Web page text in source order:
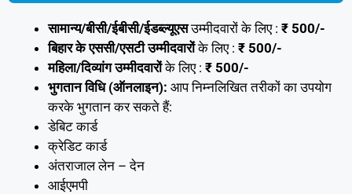
सामान्य/बीसी/ईबीसी/ईडब्ल्यूएसउम्मीदवारों के लिए : ₹ 500/-
बिहार के एससी/एसटी उम्मीदवारोंके लिए : ₹ 500/-
महिला/दिव्यांग उम्मीदवारोंके लिए : ₹ 500/-
भुगतान विधि (ऑनलाइन): आप निम्नलिखित तरीकों का उपयोग
करके भुगतान कर सकते हैं:
डेबिट कार्ड
क्रेडिट कार्ड
अंतराजाल लेन – देन
आईएमपी